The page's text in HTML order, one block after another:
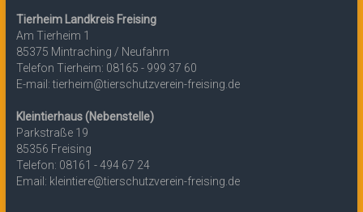
Tierheim Landkreis Freising
Am Tierheim 1
85375 Mintraching / Neufahrn
Telefon Tierheim: 08165 - 999 37 60
E-mail: tierheim@tierschutzverein-freising.de
Kleintierhaus (Nebenstelle)
Parkstraße 19
85356 Freising
Telefon: 08161 - 494 67 24
Email: kleintiere@tierschutzverein-freising.de